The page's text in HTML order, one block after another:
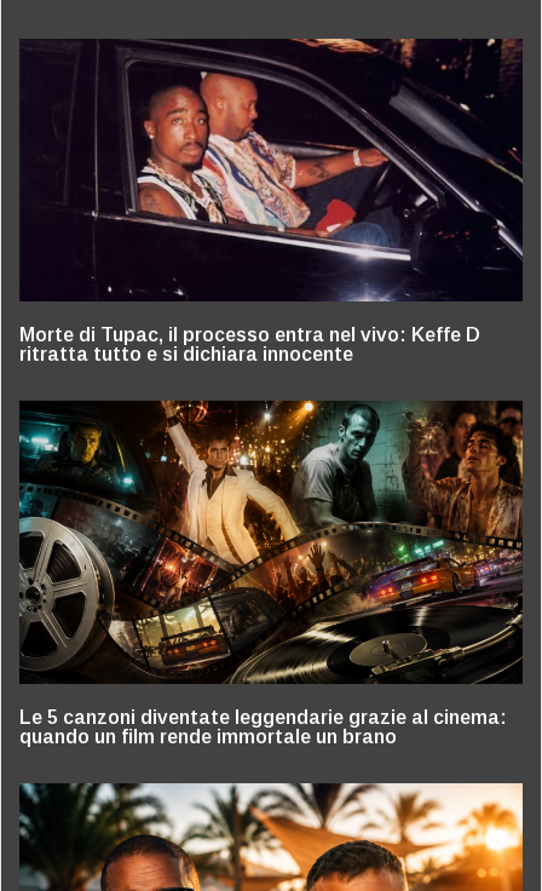
Morte di Tupac, il processo entra nel vivo: Keffe D
ritratta tutto e si dichiara innocente
Le 5 canzoni diventate leggendarie grazie al cinema:
quando un film rende immortale un brano